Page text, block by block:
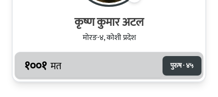
कृष्ण कुमार अटल
मोरङ-४, कोशी प्रदेश
१००१ मत पुरुष · ४५